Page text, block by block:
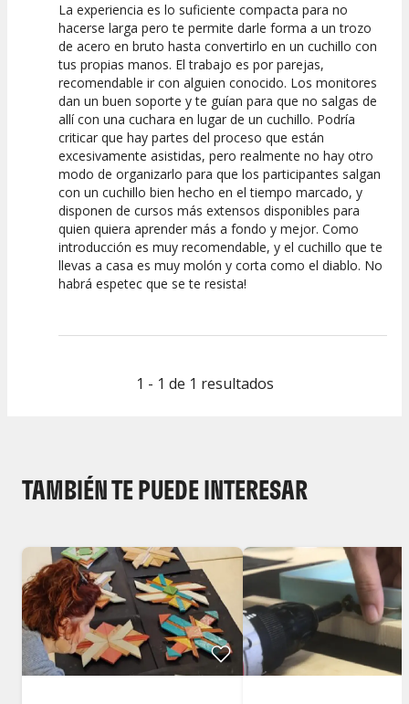
7.5
Calidad de la
Actividad
10
Atención del
Personal /
Guia
La experiencia es lo suficiente compacta para no
hacerse larga pero te permite darle forma a un trozo
de acero en bruto hasta convertirlo en un cuchillo con
tus propias manos. El trabajo es por parejas,
recomendable ir con alguien conocido. Los monitores
dan un buen soporte y te guían para que no salgas de
allí con una cuchara en lugar de un cuchillo. Podría
criticar que hay partes del proceso que están
excesivamente asistidas, pero realmente no hay otro
modo de organizarlo para que los participantes salgan
con un cuchillo bien hecho en el tiempo marcado, y
disponen de cursos más extensos disponibles para
quien quiera aprender más a fondo y mejor. Como
introducción es muy recomendable, y el cuchillo que te
llevas a casa es muy molón y corta como el diablo. No
habrá espetec que se te resista!
1 - 1 de 1 resultados
TAMBIÉN TE PUEDE INTERESAR